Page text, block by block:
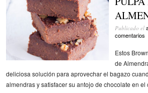
Publicado el
comentarios
Estos
de
deliciosa solución para aprovechar el bagazo
almendras y satisfacer su antojo de chocolate en el